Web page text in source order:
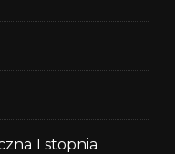
I stopnia